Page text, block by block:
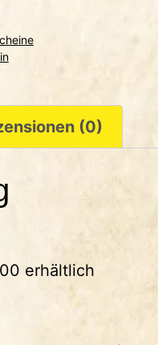
(0)
erhältlich